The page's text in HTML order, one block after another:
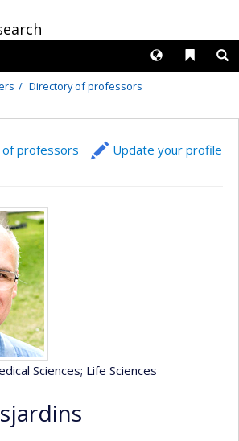
Liens
Langues
Directory of professors
of professors Update your profile
Sciences; Life Sciences